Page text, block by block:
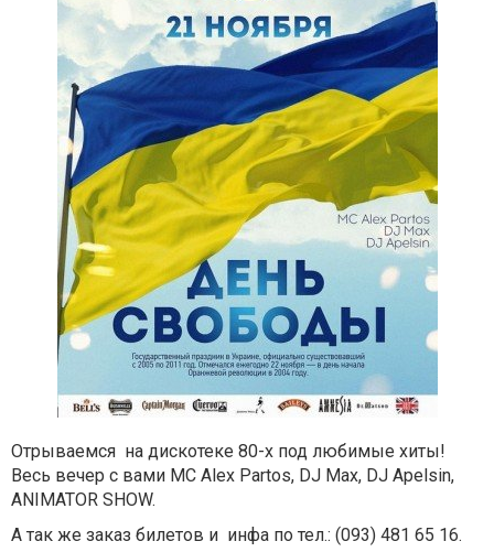
Отрываемся на дискотеке 80-х под любимые хиты!
Весь вечер с вами MC Alex Partos, DJ Max, DJ Apelsin,
ANIMATOR SHOW.
А так же заказ билетов и инфа по тел.: (093) 481 65 16.